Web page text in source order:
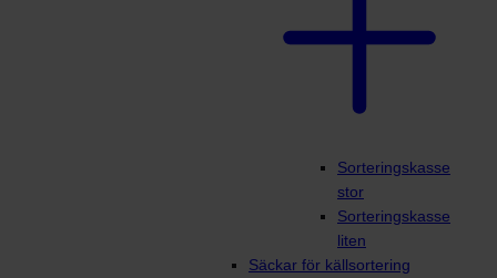
Sorteringskasse
stor
Sorteringskasse
liten
Säckar för källsortering